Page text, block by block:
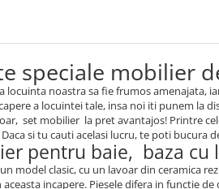
speciale mobilier
locuinta noastra sa fie frumos amenajata,
a locuintei tale, insa noi iti punem la
set mobilier la pret avantajos! Printre
si tu cauti acelasi lucru, te poti
pentru baie, baza cu
model clasic, cu un lavoar din ceramica
aceasta incapere. Piesele difera in functie